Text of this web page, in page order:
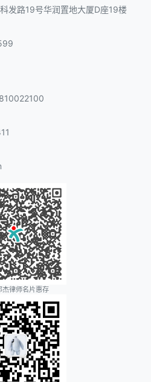
发路19号华润置地大厦D座19楼
杰律师名片惠存